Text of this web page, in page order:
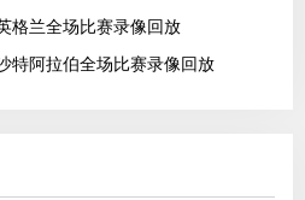
格兰全场比赛录像回放
特阿拉伯全场比赛录像回放